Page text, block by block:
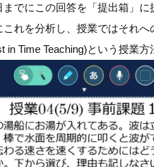
までにこの回答を「提出箱」
これを分析し、授業ではそれ
in Time Teaching)という授業